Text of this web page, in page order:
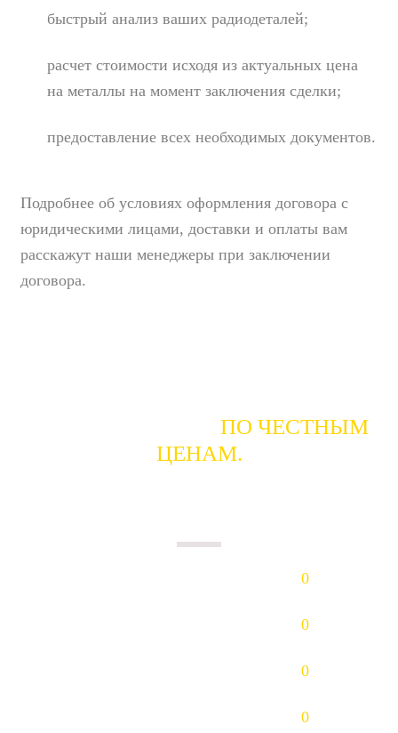
быстрый анализ ваших радиодеталей;
расчет стоимости исходя из актуальных цена
на металлы на момент заключения сделки;
предоставление всех необходимых документов.
Подробнее об условиях оформления договора с
юридическими лицами, доставки и оплаты вам
расскажут наши менеджеры при заключении
договора.
ПО ЧЕСТНЫМ
ЦЕНАМ.
0
0
0
0